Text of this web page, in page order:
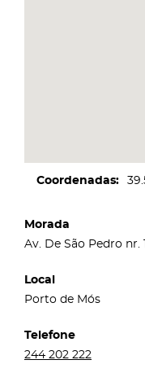
Coordenadas
Morada
Av. De São Pedro nr.
Local
Porto de Mós
Telefone
244 202 222